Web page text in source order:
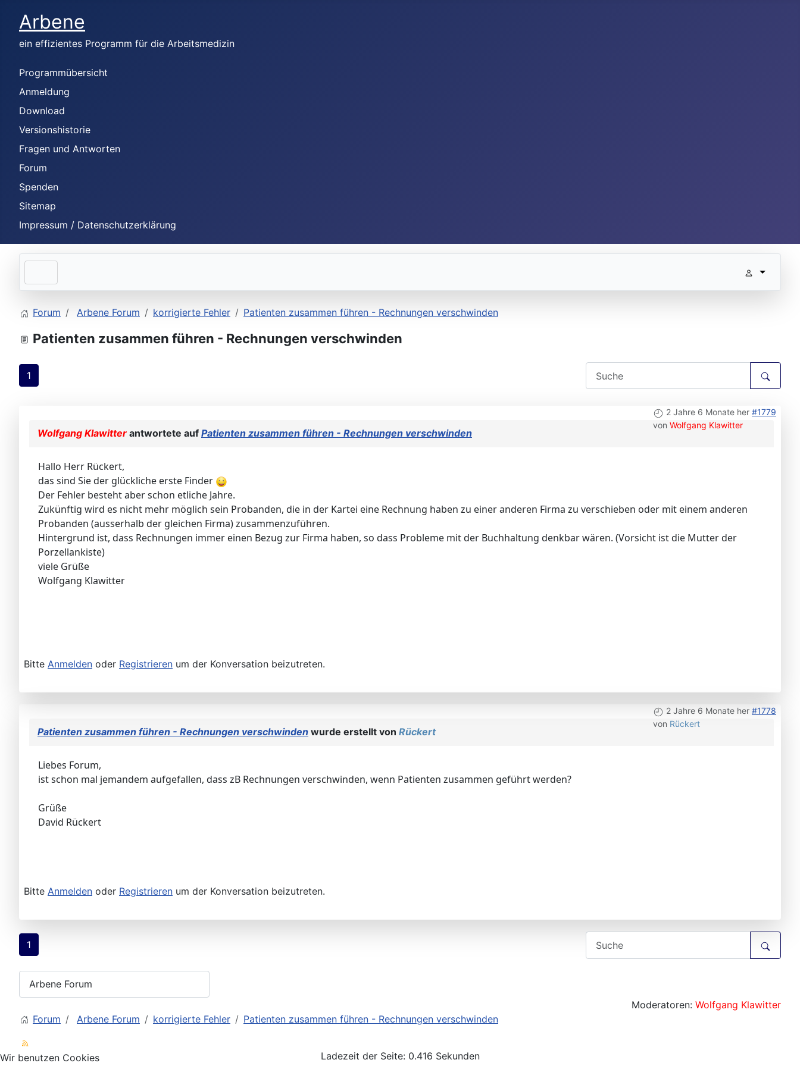
Arbene
ein effizientes Programm für die Arbeitsmedizin
Programmübersicht
Anmeldung
Download
Versionshistorie
Fragen und Antworten
Forum
Spenden
Sitemap
Impressum / Datenschutzerklärung
Forum Arbene Forum korrigierte Fehler Patienten zusammen führen - Rechnungen verschwinden
Patienten zusammen führen - Rechnungen verschwinden
1
2 Jahre 6 Monate her #1779
von Wolfgang Klawitter
Wolfgang Klawitter antwortete auf Patienten zusammen führen - Rechnungen verschwinden
Hallo Herr Rückert,
das sind Sie der glückliche erste Finder
Der Fehler besteht aber schon etliche Jahre.
Zukünftig wird es nicht mehr möglich sein Probanden, die in der Kartei eine Rechnung haben zu einer anderen Firma zu verschieben oder mit einem anderen
Probanden (ausserhalb der gleichen Firma) zusammenzuführen.
Hintergrund ist, dass Rechnungen immer einen Bezug zur Firma haben, so dass Probleme mit der Buchhaltung denkbar wären. (Vorsicht ist die Mutter der
Porzellankiste)
viele Grüße
Wolfgang Klawitter
Bitte Anmelden oder Registrieren um der Konversation beizutreten.
2 Jahre 6 Monate her #1778
von Rückert
Patienten zusammen führen - Rechnungen verschwinden wurde erstellt von Rückert
Liebes Forum,
ist schon mal jemandem aufgefallen, dass zB Rechnungen verschwinden, wenn Patienten zusammen geführt werden?
Grüße
David Rückert
Bitte Anmelden oder Registrieren um der Konversation beizutreten.
1
Moderatoren: Wolfgang Klawitter
Forum
Arbene Forum korrigierte Fehler Patienten zusammen führen - Rechnungen verschwinden
Ladezeit der Seite: 0.416 Sekunden
Wir benutzen Cookies